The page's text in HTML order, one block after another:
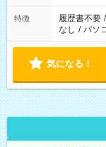
特徴 履歴書不要 /
なし / パソ
気になる！